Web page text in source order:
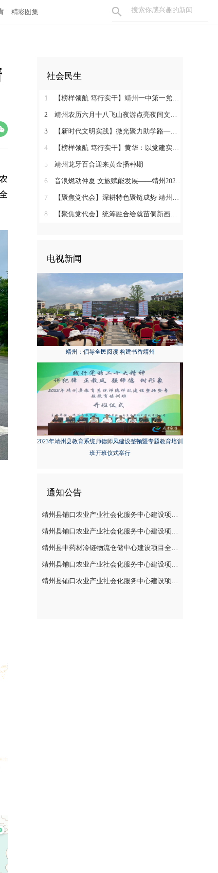
精彩图集
社会民生
1 【榜样领航 笃行实干】靖州一中第一党支部：党建领航育桃李 实干争先筑堡垒
2 靖州农历六月十八飞山夜游点亮夜间文旅消费新活力
3 【新时代文明实践】微光聚力助学路——靖州举办“10+1”助学2026高考优秀学子表彰活动
4 【榜样领航 笃行实干】黄华：以党建实干绘就和美乡村画卷
5 靖州龙牙百合迎来黄金播种期
6 音浪燃动仲夏 文旅赋能发展——靖州2026“仲夏飞山・‘唱’享青春”音乐周圆满落幕
7 【聚焦党代会】深耕特色聚链成势 靖州五年砥砺奋进推动产业蝶变升级
8 【聚焦党代会】统筹融合绘就苗侗新画卷 靖州城乡面貌焕然一新
电视新闻
靖州：倡导全民阅读 构建书香靖州
2023年靖州县教育系统师德师风建设整顿暨专题教育培训
班开班仪式举行
通知公告
靖州县铺口农业产业社会化服务中心建设项目全过程造价咨询服务（施工阶段至竣工阶段）成交结果公告
靖州县铺口农业产业社会化服务中心建设项目设备 安装工程（监理服务)成交结果公告
靖州县中药材冷链物流仓储中心建设项目全过程造价咨询服务(施工阶段至竣工阶段)成交结果公告
靖州县铺口农业产业社会化服务中心建设项目设备安装工程（监理服务）采购的公告
靖州县铺口农业产业社会化服务中心建设项目全过程造价咨询服务（施工阶段至竣工阶段）采购的公告